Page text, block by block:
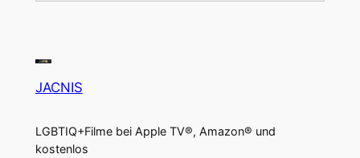
JACNIS
LGBTIQ+Filme bei Apple TV®, Amazon® und
kostenlos